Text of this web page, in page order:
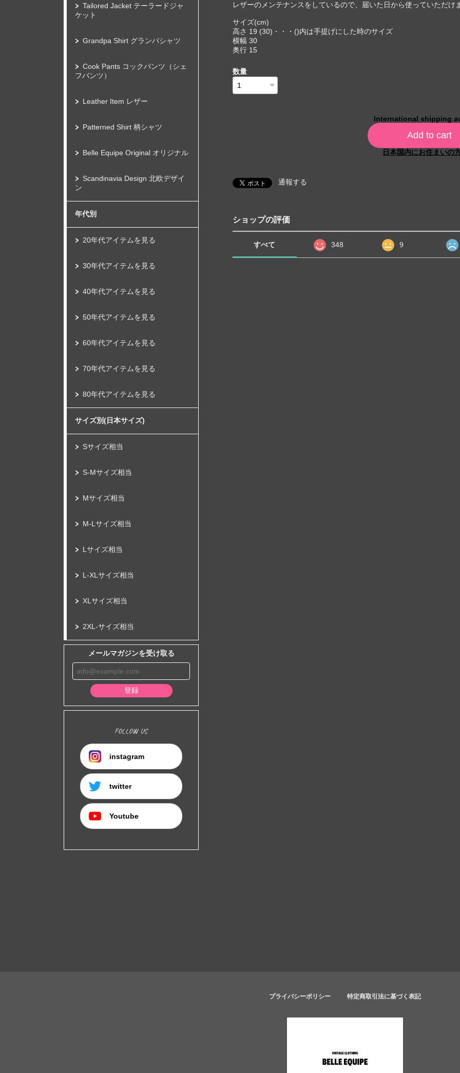
Tailored Jacket テーラードジャ
ケット
Grandpa Shirt グランパシャツ
Cook Pants コックパンツ（シェ
フパンツ）
Leather Item レザー
Patterned Shirt 柄シャツ
Belle Equipe Original オリジナル
Scandinavia Design 北欧デザイ
ン
年代別
20年代アイテムを見る
30年代アイテムを見る
40年代アイテムを見る
50年代アイテムを見る
60年代アイテムを見る
70年代アイテムを見る
80年代アイテムを見る
サイズ別(日本サイズ)
Sサイズ相当
S-Mサイズ相当
Mサイズ相当
M-Lサイズ相当
Lサイズ相当
L-XLサイズ相当
XLサイズ相当
2XL-サイズ相当
メールマガジンを受け取る
登録
FOLLOW US
instagram
twitter
Youtube
レザーのメンテナンスをしているので、届いた日から使っていただけ
サイズ(cm)
高さ 19 (30)・・・()内は手提げにした時のサイズ
横幅 30
奥行 15
数量
International shipping
Add to cart
日本国内にお住まいの
通報する
ショップの評価
すべて 348 9
プライバシーポリシー 特定商取引法に基づく表記